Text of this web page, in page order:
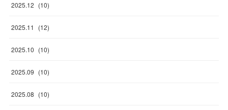
2025.12 (10)
2025.11 (12)
2025.10 (10)
2025.09 (10)
2025.08 (10)